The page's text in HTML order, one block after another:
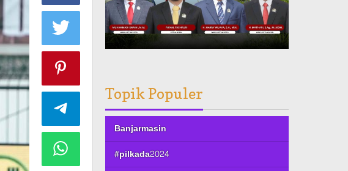
Topik Populer
Banjarmasin
#pilkada2024